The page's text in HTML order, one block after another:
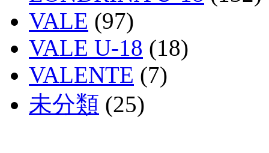
VALE (97)
VALE U-18 (18)
VALENTE (7)
未分類 (25)